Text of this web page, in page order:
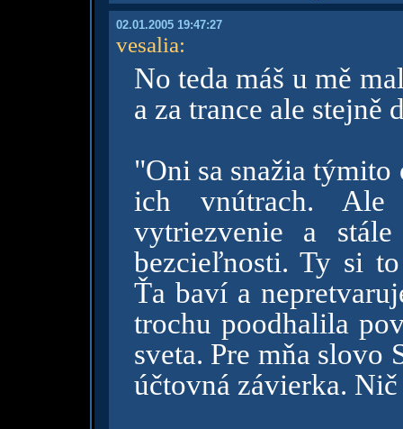
02.01.2005 19:47:27
vesalia:
No teda máš u mě
a za trance ale stejně
"Oni sa snažia
ich vnútrach.
vytriezvenie a
bezcieľnosti. Ty si
Ťa baví a
trochu poodhalila
sveta. Pre mňa slovo
účtovná závierka.